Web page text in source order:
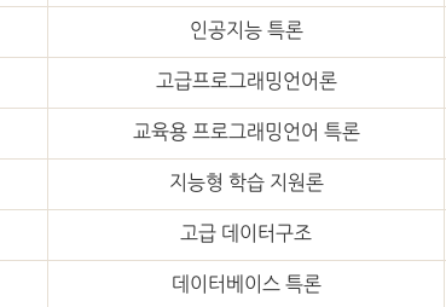
인공지능 특론
고급프로그래밍언어론
교육용 프로그래밍언어 특론
지능형 학습 지원론
고급 데이터구조
데이터베이스 특론